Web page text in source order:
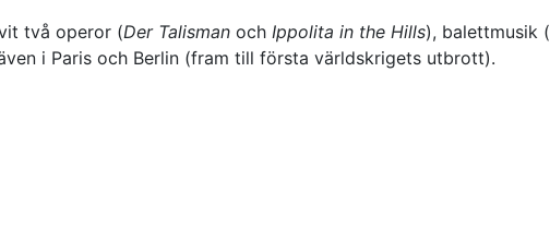
två operor (Der Talisman och Ippolita in the Hills), balettmusik (
i Paris och Berlin (fram till första världskrigets utbrott).